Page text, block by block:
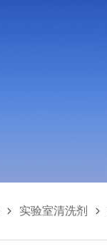
实验室清洗剂